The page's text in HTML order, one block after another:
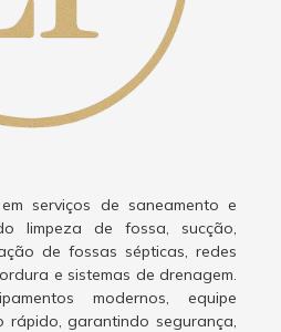
serviços de saneamento e
limpeza de fossa, sucção,
de fossas sépticas, redes
e sistemas de drenagem.
modernos, equipe
rápido, garantindo segurança,